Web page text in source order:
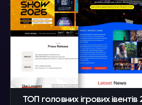
ТОП головних ігрових